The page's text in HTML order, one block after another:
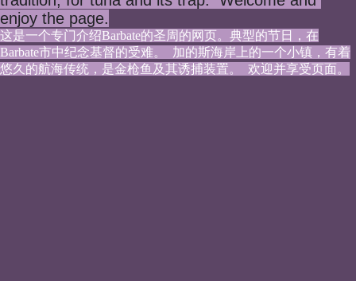
enjoy the page.
这是一个专门介绍Barbate的圣周的网页。典型的节日，在
Barbate市中纪念基督的受难。  加的斯海岸上的一个小镇，有着
悠久的航海传统，是金枪鱼及其诱捕装置。  欢迎并享受页面。